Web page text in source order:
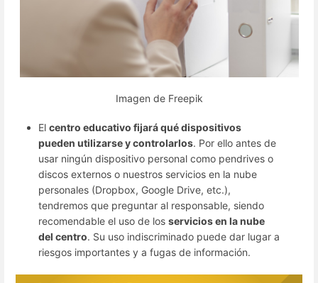
Imagen de Freepik
El centro educativo fijará qué dispositivos
pueden utilizarse y controlarlos. Por ello antes de
usar ningún dispositivo personal como pendrives o
discos externos o nuestros servicios en la nube
personales (Dropbox, Google Drive, etc.),
tendremos que preguntar al responsable, siendo
recomendable el uso de los servicios en la nube
del centro. Su uso indiscriminado puede dar lugar a
riesgos importantes y a fugas de información.